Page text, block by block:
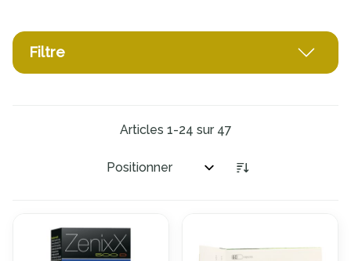
Filtre
Articles 1-24 sur 47
Trier par: